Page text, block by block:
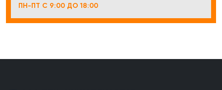
ПН-ПТ С 9:00 ДО 18:00